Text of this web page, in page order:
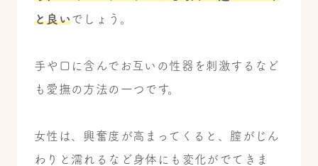
と良いでしょう。
手や口に含んでお互いの性器を刺激するなど
も愛撫の方法の一つです。
女性は、興奮度が高まってくると、膣がじん
わりと濡れるなど身体にも変化がでてきま